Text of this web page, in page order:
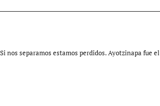
Si nos separamos estamos perdidos. Ayotzinapa fue